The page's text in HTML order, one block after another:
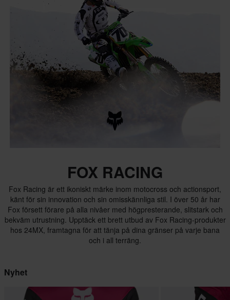
FOX RACING
Fox Racing är ett ikoniskt märke inom motocross och actionsport,
känt för sin innovation och sin omisskännliga stil. I över 50 år har
Fox försett förare på alla nivåer med högpresterande, slitstark och
bekväm utrustning. Upptäck ett brett utbud av Fox Racing-produkter
hos 24MX, framtagna för att tänja på dina gränser på varje bana
och i all terräng.
Nyhet